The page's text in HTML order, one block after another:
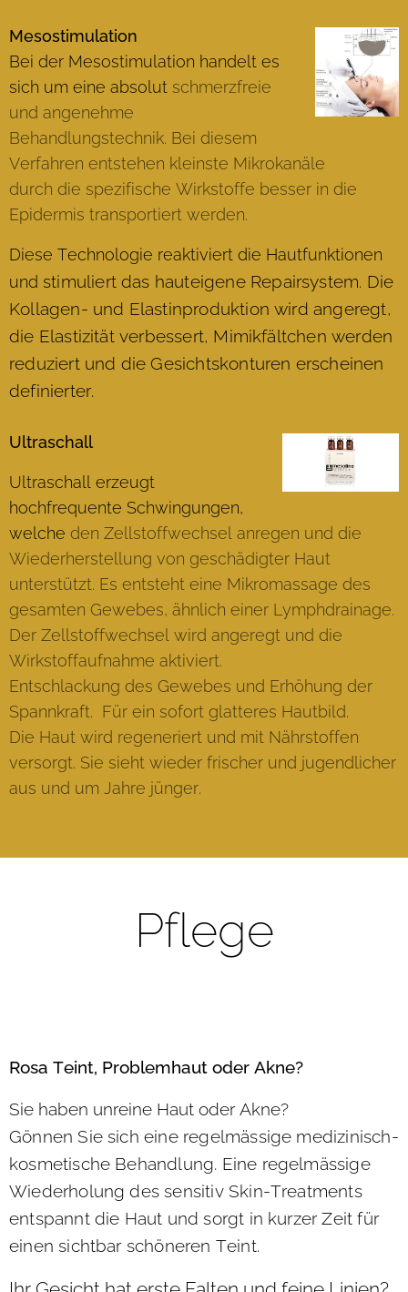
Mesostimulation
Bei der Mesostimulation handelt es
sich um eine absolut schmerzfreie
und angenehme
Behandlungstechnik. Bei diesem
Verfahren entstehen kleinste Mikrokanäle
durch die spezifische Wirkstoffe besser in die
Epidermis transportiert werden.
Diese Technologie reaktiviert die Hautfunktionen
und stimuliert das hauteigene Repairsystem. Die
Kollagen- und Elastinproduktion wird angeregt,
die Elastizität verbessert, Mimikfältchen werden
reduziert und die Gesichtskonturen erscheinen
definierter.
Ultraschall
Ultraschall erzeugt
hochfrequente Schwingungen,
welche den Zellstoffwechsel anregen und die
Wiederherstellung von geschädigter Haut
unterstützt. Es entsteht eine Mikromassage des
gesamten Gewebes, ähnlich einer Lymphdrainage.
Der Zellstoffwechsel wird angeregt und die
Wirkstoffaufnahme aktiviert.
Entschlackung des Gewebes und Erhöhung der
Spannkraft. Für ein sofort glatteres Hautbild.
Die Haut wird regeneriert und mit Nährstoffen
versorgt. Sie sieht wieder frischer und jugendlicher
aus und um Jahre jünger.
Pflege
Rosa Teint, Problemhaut oder Akne?
Sie haben unreine Haut oder Akne?
Gönnen Sie sich eine regelmässige medizinisch-
kosmetische Behandlung. Eine regelmässige
Wiederholung des sensitiv Skin-Treatments
entspannt die Haut und sorgt in kurzer Zeit für
einen sichtbar schöneren Teint.